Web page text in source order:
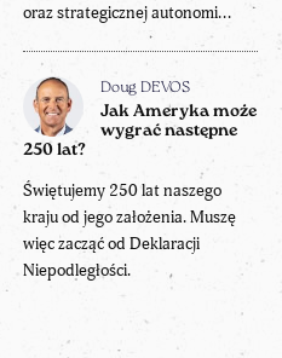
oraz strategicznej autonomi...
Doug DEVOS
Jak Ameryka może
wygrać następne
250 lat?
Świętujemy 250 lat naszego
kraju od jego założenia. Muszę
więc zacząć od Deklaracji
Niepodległości.